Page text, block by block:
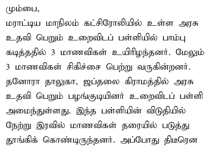
மும்பை,
மராட்டிய மாநிலம் கட்சிரோலியில் உள்ள அரசு
உதவி பெறும் உறைவிடப் பள்ளியில் பாம்பு
கடித்ததில் 3 மாணவிகள் உயிரிழந்தனர். மேலும்
3 மாணவிகள் சிகிச்சை பெற்று வருகின்றனர்.
தனோரா தாலுகா, ஜப்தலை கிராமத்தில் அரசு
உதவி பெறும் பழங்குடியினர் உறைவிடப் பள்ளி
அமைந்துள்ளது. இந்த பள்ளியின் விடுதியில்
நேற்று இரவில் மாணவிகள் தரையில் படுத்து
தூங்கிக் கொண்டிருந்தனர். அப்போது திடீரென